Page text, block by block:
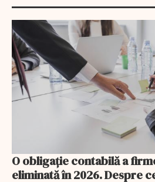
O obligație contabilă a
eliminată în 2026. Despre